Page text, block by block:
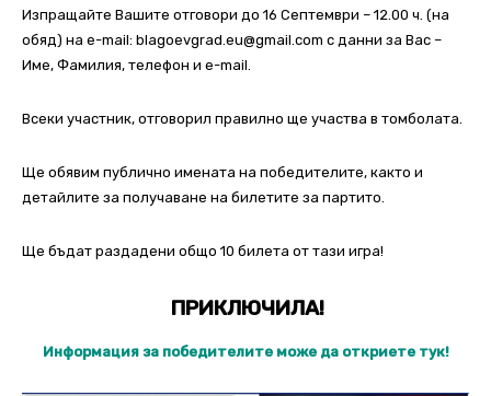
Изпращайте Вашите отговори до 16 Септември – 12.00 ч. (на
обяд) на e-mail: blagoevgrad.eu@gmail.com с данни за Вас –
Име, Фамилия, телефон и e-mail.
Всеки участник, отговорил правилно ще участва в томболата.
Ще обявим публично имената на победителите, както и
детайлите за получаване на билетите за партито.
Ще бъдат раздадени общо 10 билета от тази игра!
ПРИКЛЮЧИЛА!
Информация за победителите може да откриете тук!